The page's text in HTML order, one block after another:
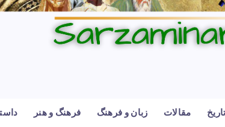
فرهنگ و هنر زبان و فرهنگ مقالات